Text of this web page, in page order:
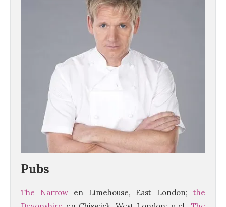
Pubs
The Narrow en Limehouse, East London; the